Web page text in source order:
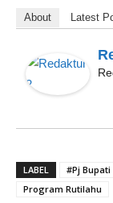
About Latest
LABEL #Pj Bupati
Program Rutilahu